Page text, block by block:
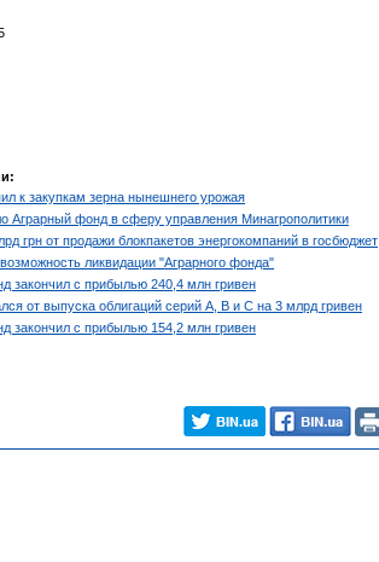
к закупкам зерна нынешнего урожая
Аграрный фонд в сферу управления Минагрополитики
грн от продажи блокпакетов энергокомпаний в госбюджет
ликвидации "Аграрного фонда"
закончил с прибылью 240,4 млн гривен
от выпуска облигаций серий А, В и С на 3 млрд гривен
закончил с прибылью 154,2 млн гривен